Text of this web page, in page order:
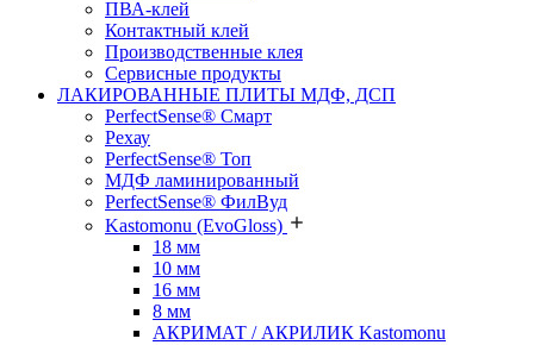
ПВА-клей
Контактный клей
Производственные клея
Сервисные продукты
ЛАКИРОВАННЫЕ ПЛИТЫ МДФ, ДСП
PerfectSense® Смарт
Рехау
PerfectSense® Топ
МДФ ламинированный
PerfectSense® ФилВуд
Kastomonu (EvoGloss)
18 мм
10 мм
16 мм
8 мм
АКРИМАТ / АКРИЛИК Kastomonu